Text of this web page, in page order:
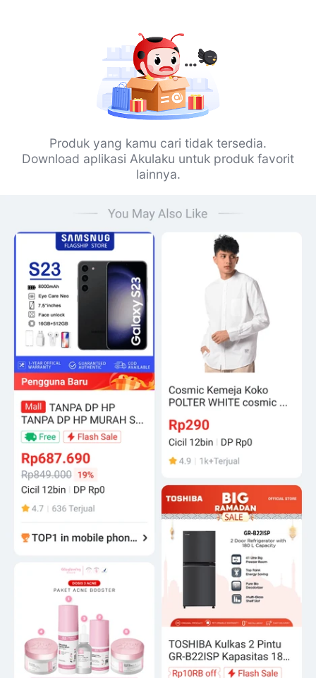
Produk yang kamu cari tidak tersedia.
Download aplikasi Akulaku untuk produk favorit
lainnya.